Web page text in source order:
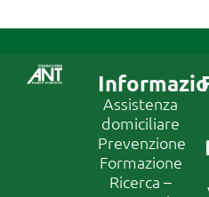
Assistenza
domiciliare
Prevenzione
Formazione
Ricerca –